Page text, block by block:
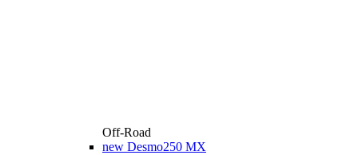
Off-Road
new Desmo250 MX